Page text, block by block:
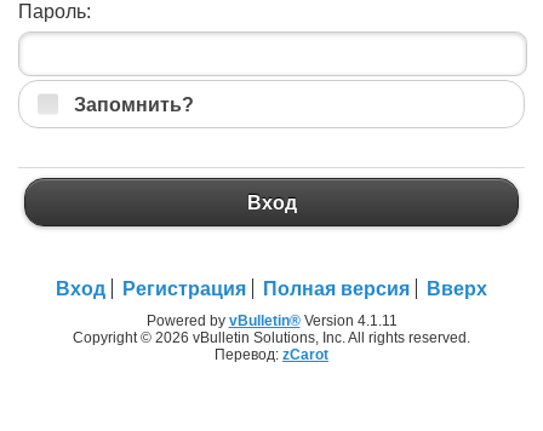
Пароль:
Запомнить?
Вход
Вход Регистрация Полная версия Вверх
Powered by vBulletin®Version 4.1.11
Copyright © 2026 vBulletin Solutions, Inc. All rights reserved.
Перевод: zCarot